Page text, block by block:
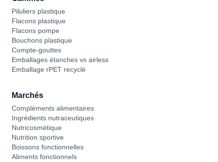
Piluliers plastique
Flacons plastique
Flacons pompe
Bouchons plastique
Compte-gouttes
Emballages étanches vs airless
Emballage rPET recyclé
Marchés
Compléments alimentaires
Ingrédients nutraceutiques
Nutricosmétique
Nutrition sportive
Boissons fonctionnelles
Aliments fonctionnels